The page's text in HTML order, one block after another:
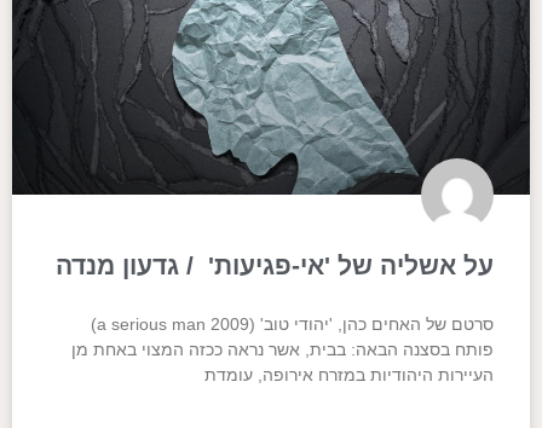
על אשליה של 'אי-פגיעות' / גדעון מנדה
סרטם של האחים כהן, 'יהודי טוב' (a serious man 2009)
פותח בסצנה הבאה: בבית, אשר נראה ככזה המצוי באחת מן
העיירות היהודיות במזרח אירופה, עומדת